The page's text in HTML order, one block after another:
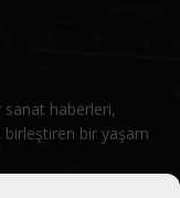
haberleri,
bir yaşam